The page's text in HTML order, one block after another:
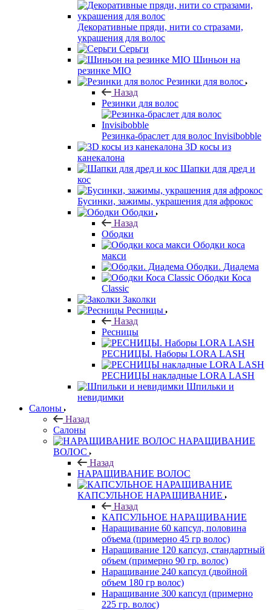
Декоративные пряди, нити со стразами,
украшения для волос
Серьги
Шиньон на
резинке MIO
Резинки для волос
Назад
Резинки для волос
Резинка-браслет для волос Invisibobble
3D косы из
канекалона
Шапки для дред и
кос
Бусинки, зажимы, украшения для афрокос
Ободки
Назад
Ободки
Ободки коса
макси
Ободки. Диадема
Ободки Коса
Classic
Заколки
Ресницы
Назад
Ресницы
РЕСНИЦЫ. Наборы LORA LASH
РЕСНИЦЫ накладные LORA LASH
Шпильки и
невидимки
Салоны
Назад
Салоны
НАРАЩИВАНИЕ
ВОЛОС
Назад
НАРАЩИВАНИЕ ВОЛОС
КАПСУЛЬНОЕ НАРАЩИВАНИЕ
Назад
КАПСУЛЬНОЕ НАРАЩИВАНИЕ
Наращивание 60 капсул, половина
объема (примерно 45 гр волос)
Наращивание 120 капсул, стандартный
объем (примерно 90 гр. волос)
Наращивание 240 капсул (двойной
объем 180 гр волос)
Наращивание 300 капсул (примерно
225 гр. волос)